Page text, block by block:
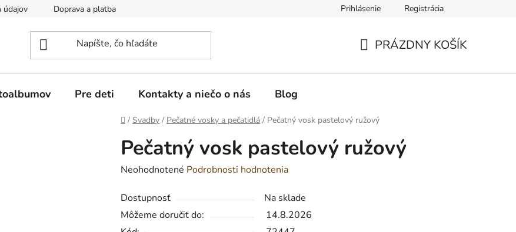
údajov Doprava a platba Prihlásenie Registrácia
PRÁZDNY KOŠÍK
Pre deti Kontakty a niečo o nás Blog
Domov
/ Svadby / Pečatné vosky a pečatidlá / Pečatný vosk pastelový ružový
Pečatný vosk pastelový ružový
Priemerné
produktu
je
Neohodnotené Podrobnosti hodnotenia
Dostupnosť
Na sklade
Môžeme doručiť do:
14.8.2026